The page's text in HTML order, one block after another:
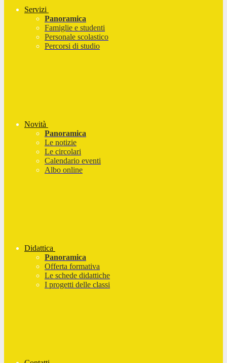
Servizi
Panoramica
Famiglie e studenti
Personale scolastico
Percorsi di studio
Novità
Panoramica
Le notizie
Le circolari
Calendario eventi
Albo online
Didattica
Panoramica
Offerta formativa
Le schede didattiche
I progetti delle classi